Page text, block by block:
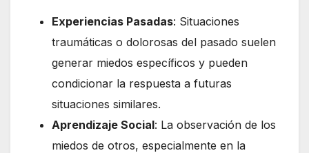
Experiencias Pasadas: Situaciones
traumáticas o dolorosas del pasado suelen
generar miedos específicos y pueden
condicionar la respuesta a futuras
situaciones similares.
Aprendizaje Social: La observación de los
miedos de otros, especialmente en la